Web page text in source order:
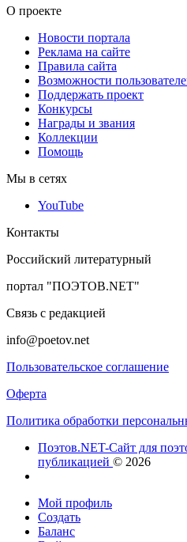
О проекте
Новости портала
Реклама на сайте
Правила сайта
Возможности
Поддержать проект
Конкурсы
Награды и звания
Коллекции
Помощь
Мы в сетях
YouTube
Контакты
Российский литературный
портал "ПОЭТОВ.NET"
Связь с редакцией
info@poetov.net
Пользовательское соглашение
Оферта
Политика обработки
Поэтов.NET-Сайт для
публикацией © 2026
Мой профиль
Создать
Баланс